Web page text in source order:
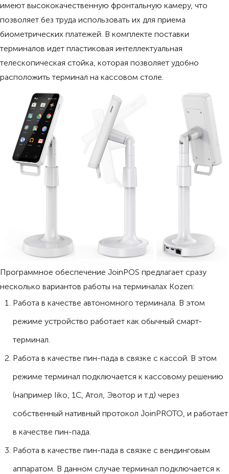
имеют высококачественную фронтальную камеру, что
позволяет без труда использовать их для приема
биометрических платежей. В комплекте поставки
терминалов идет пластиковая интеллектуальная
телескопическая стойка, которая позволяет удобно
расположить терминал на кассовом столе.
Программное обеспечение JoinPOS предлагает сразу
несколько вариантов работы на терминалах Kozen:
Работа в качестве автономного терминала. В этом
режиме устройство работает как обычный смарт-
терминал.
Работа в качестве пин-пада в связке с кассой. В этом
режиме терминал подключается к кассовому решению
(например Iiko, 1C, Атол, Эвотор и т.д) через
собственный нативный протокол JoinPROTO, и работает
в качестве пин-пада.
Работа в качестве пин-пада в связке с вендинговым
аппаратом. В данном случае терминал подключается к